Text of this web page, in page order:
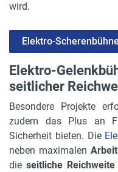
wird.
Elektro-
Elektro-
seitlicher
Besondere Projekte
zudem das Plus an
Sicherheit bieten. Die
neben maximalen
die seitliche